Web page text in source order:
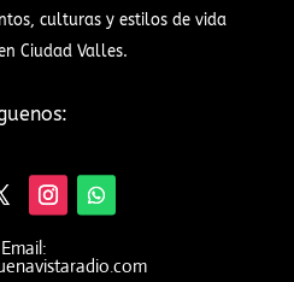
culturas y estilos de vida
Ciudad Valles.
Email: